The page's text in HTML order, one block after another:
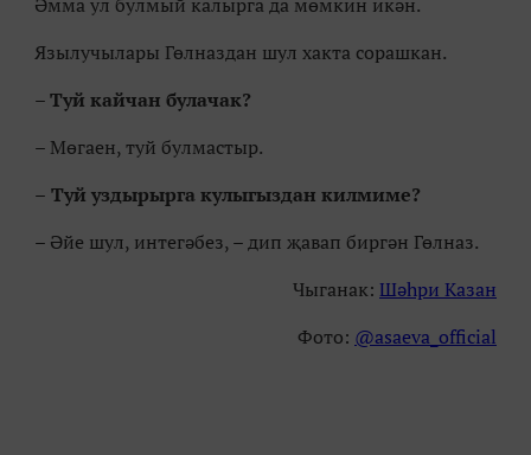
Язылучылары Гөлназдан шул хакта сорашкан.
–Туй кайчан булачак?
– Мөгаен, туй булмастыр.
– Туй уздырырга кулыгыздан килмиме?
– Әйе шул, интегәбез, – дип җавап биргән Гөлназ.
Чыганак: Шәһри Казан
Фото: @asaeva_official